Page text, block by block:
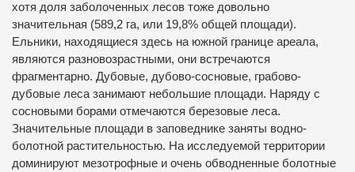
хотя доля заболоченных лесов тоже довольно
значительная (589,2 га, или 19,8% общей площади).
Ельники, находящиеся здесь на южной границе ареала,
являются разновозрастными, они встречаются
фрагментарно. Дубовые, дубово-сосновые, грабово-
дубовые леса занимают небольшие площади. Наряду с
сосновыми борами отмечаются березовые леса.
Значительные площади в заповеднике заняты водно-
болотной растительностью. На исследуемой территории
доминируют мезотрофные и очень обводненные болотные